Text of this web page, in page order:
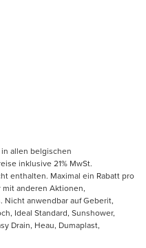
allen belgischen
inklusive 21% MwSt.
enthalten. Maximal ein Rabatt pro
anderen Aktionen,
anwendbar auf Geberit,
Ideal Standard, Sunshower,
Drain, Heau, Dumaplast,